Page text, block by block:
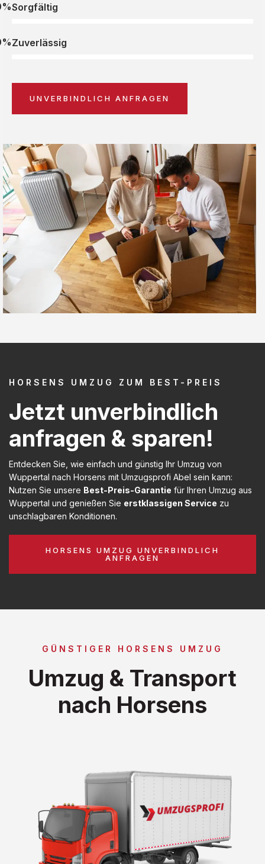
Sorgfältig
Zuverlässig
UNVERBINDLICH ANFRAGEN
HORSENS UMZUG ZUM BEST-PREIS
Jetzt unverbindlich
anfragen & sparen!
Entdecken Sie, wie einfach und günstig Ihr Umzug von
Wuppertal nach Horsens mit Umzugsprofi Abel sein kann:
Nutzen Sie unsere Best-Preis-Garantie für Ihren Umzug aus
Wuppertal und genießen Sie erstklassigen Service zu
unschlagbaren Konditionen.
HORSENS UMZUG UNVERBINDLICH
ANFRAGEN
GÜNSTIGER HORSENS UMZUG
Umzug & Transport
nach Horsens